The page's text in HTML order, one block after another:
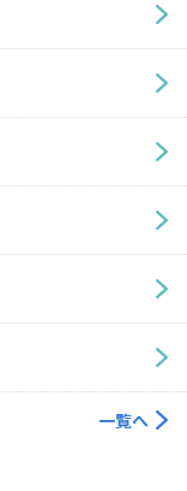
一覧へ